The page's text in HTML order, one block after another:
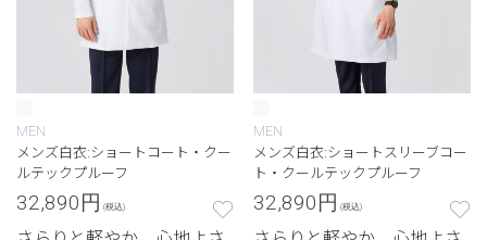
MEN
メンズ白衣:ショートコート・クー
ルテックプルーフ
32,890円 (税込)
MEN
メンズ白衣:ショートスリーブコー
ト・クールテックプルーフ
32,890円 (税込)